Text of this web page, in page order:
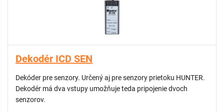
Dekodér ICD SEN
Dekóder pre senzory. Určený aj pre senzory prietoku HUNTER.
Dekodér má dva vstupy umožňuje teda pripojenie dvoch
senzorov.